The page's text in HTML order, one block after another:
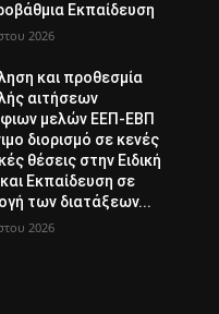
Εκπαίδευση
2026
και προθεσμία
αιτήσεων
μελών ΕΕΠ-ΕΒΠ
διορισμό σε κενές
θέσεις στην Ειδική
Εκπαίδευση σε
των διατάξεων...
2026